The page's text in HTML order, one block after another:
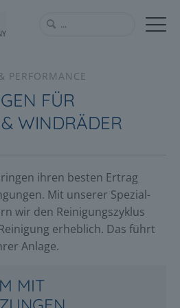
PERFORMANCE
FÜR
WINDRÄDER
ihren besten Ertrag
Mit unserer Spezial-
wir den Reinigungszyklus
erheblich. Das führt
Anlage.
MIT